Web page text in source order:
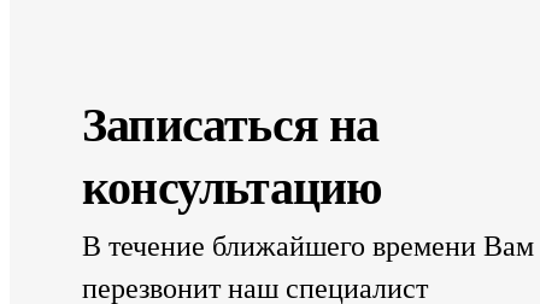
Записаться на
консультацию
В течение ближайшего времени Вам
перезвонит наш специалист